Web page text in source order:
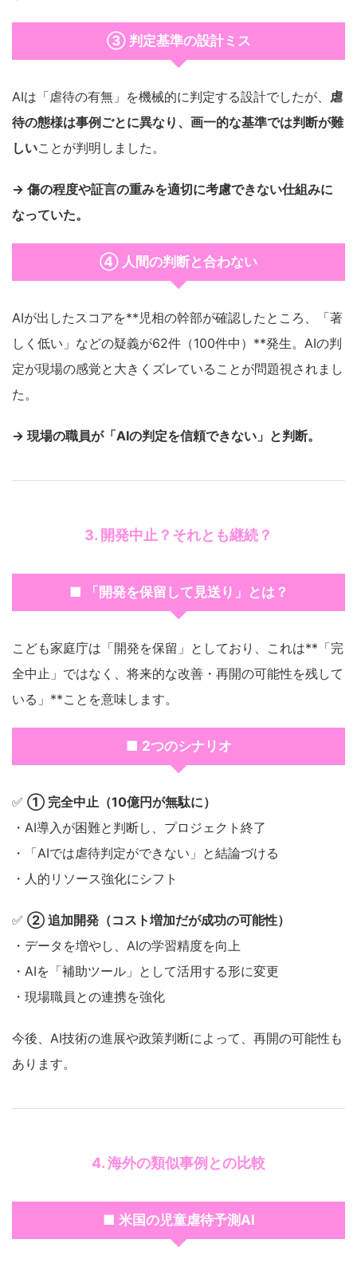
③ 判定基準の設計ミス
AIは「虐待の有無」を機械的に判定する設計でしたが、 虐
待の態様は事例ごとに異なり、画一的な基準では判断が難
しいことが判明しました。
→ 傷の程度や証言の重みを適切に考慮できない仕組みに
なっていた。
④ 人間の判断と合わない
AIが出したスコアを**児相の幹部が確認したところ、「著
しく低い」などの疑義が62件（100件中）**発生。AIの判
定が現場の感覚と大きくズレていることが問題視されまし
た。
→ 現場の職員が「AIの判定を信頼できない」と判断。
3. 開発中止？それとも継続？
■ 「開発を保留して見送り」とは？
こども家庭庁は「開発を保留」としており、これは**「完
全中止」ではなく、将来的な改善・再開の可能性を残して
いる」**ことを意味します。
■ 2つのシナリオ
✅ ① 完全中止（10億円が無駄に）
・AI導入が困難と判断し、プロジェクト終了
・「AIでは虐待判定ができない」と結論づける
・人的リソース強化にシフト
✅ ② 追加開発（コスト増加だが成功の可能性）
・データを増やし、AIの学習精度を向上
・AIを「補助ツール」として活用する形に変更
・現場職員との連携を強化
今後、AI技術の進展や政策判断によって、再開の可能性も
あります。
4. 海外の類似事例との比較
■ 米国の児童虐待予測AI